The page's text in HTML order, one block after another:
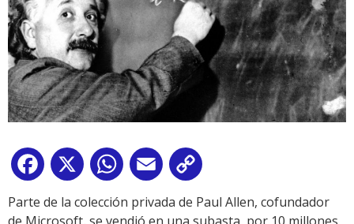
Facebook
X WhatsApp
Email
Link
Parte de la colección privada de Paul Allen, cofundador